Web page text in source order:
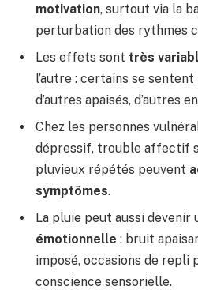
motivation, surtout via la
perturbation des rythmes
Les effets sont très
l’autre : certains se
d’autres apaisés, d’autres
Chez les personnes
dépressif, trouble affectif
pluvieux répétés peuvent
symptômes.
La pluie peut aussi devenir
émotionnelle : bruit
imposé, occasions de repli
conscience sensorielle.